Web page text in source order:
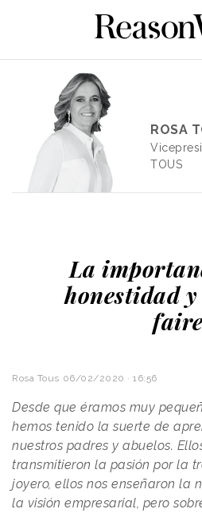
TOUS
ROSA
La
honestidad
faire
Rosa Tous 06/02/2020 · 16:56
Desde que éramos muy
hemos tenido la suerte de
nuestros padres y abuelos.
transmitieron la pasión por la
joyero, ellos nos enseñaron la
la visión empresarial, pero